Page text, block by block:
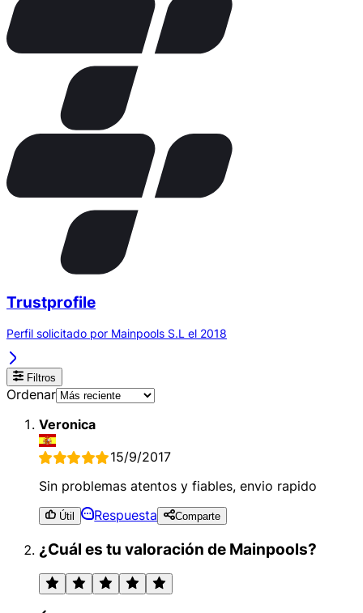
Trustprofile
Perfil solicitado por Mainpools S.L el 2018
Filtros
Ordenar
Veronica
15/9/2017
Sin problemas atentos y fiables, envio rapido
Útil Respuesta Comparte
¿Cuál es tu valoración de Mainpools?